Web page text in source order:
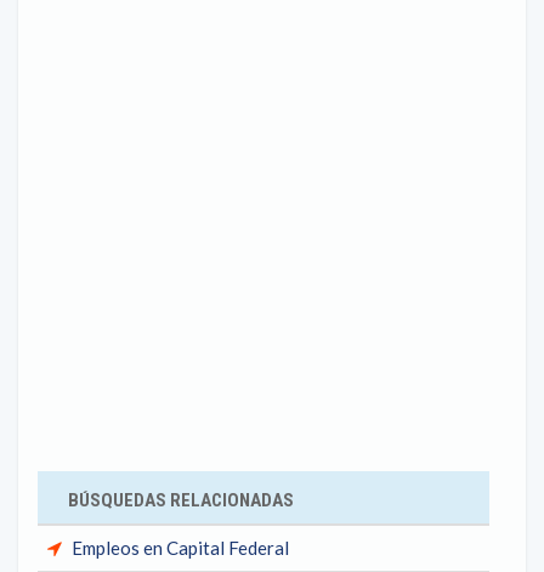
BÚSQUEDAS RELACIONADAS
Empleos en Capital Federal